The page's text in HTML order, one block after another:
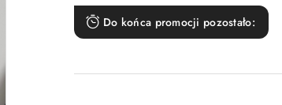
Do końca promocji pozostało: